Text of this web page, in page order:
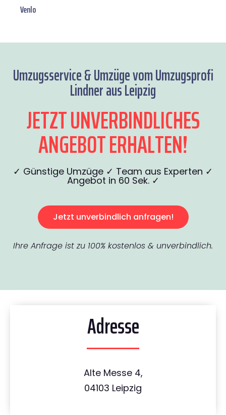
Venlo
Umzugsservice & Umzüge vom Umzugsprofi
Lindner aus Leipzig
JETZT UNVERBINDLICHES
ANGEBOT ERHALTEN!
✓ Günstige Umzüge ✓ Team aus Experten ✓
Angebot in 60 Sek. ✓
Jetzt unverbindlich anfragen!
Ihre Anfrage ist zu 100% kostenlos & unverbindlich.
Adresse
Alte Messe 4,
04103 Leipzig